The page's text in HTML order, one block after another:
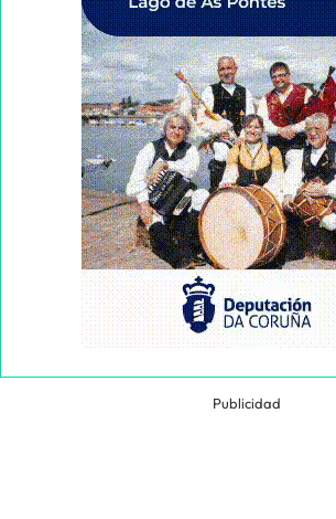
Publicidad